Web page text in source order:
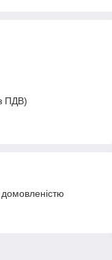
ПДВ)